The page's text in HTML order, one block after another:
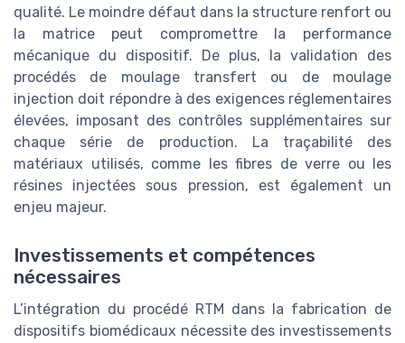
qualité. Le moindre défaut dans la structure renfort ou
la matrice peut compromettre la performance
mécanique du dispositif. De plus, la validation des
procédés de moulage transfert ou de moulage
injection doit répondre à des exigences réglementaires
élevées, imposant des contrôles supplémentaires sur
chaque série de production. La traçabilité des
matériaux utilisés, comme les fibres de verre ou les
résines injectées sous pression, est également un
enjeu majeur.
Investissements et compétences
nécessaires
L’intégration du procédé RTM dans la fabrication de
dispositifs biomédicaux nécessite des investissements